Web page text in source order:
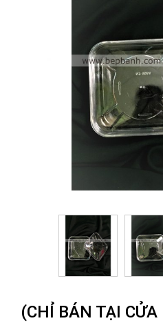
(CHỈ BÁN TẠI